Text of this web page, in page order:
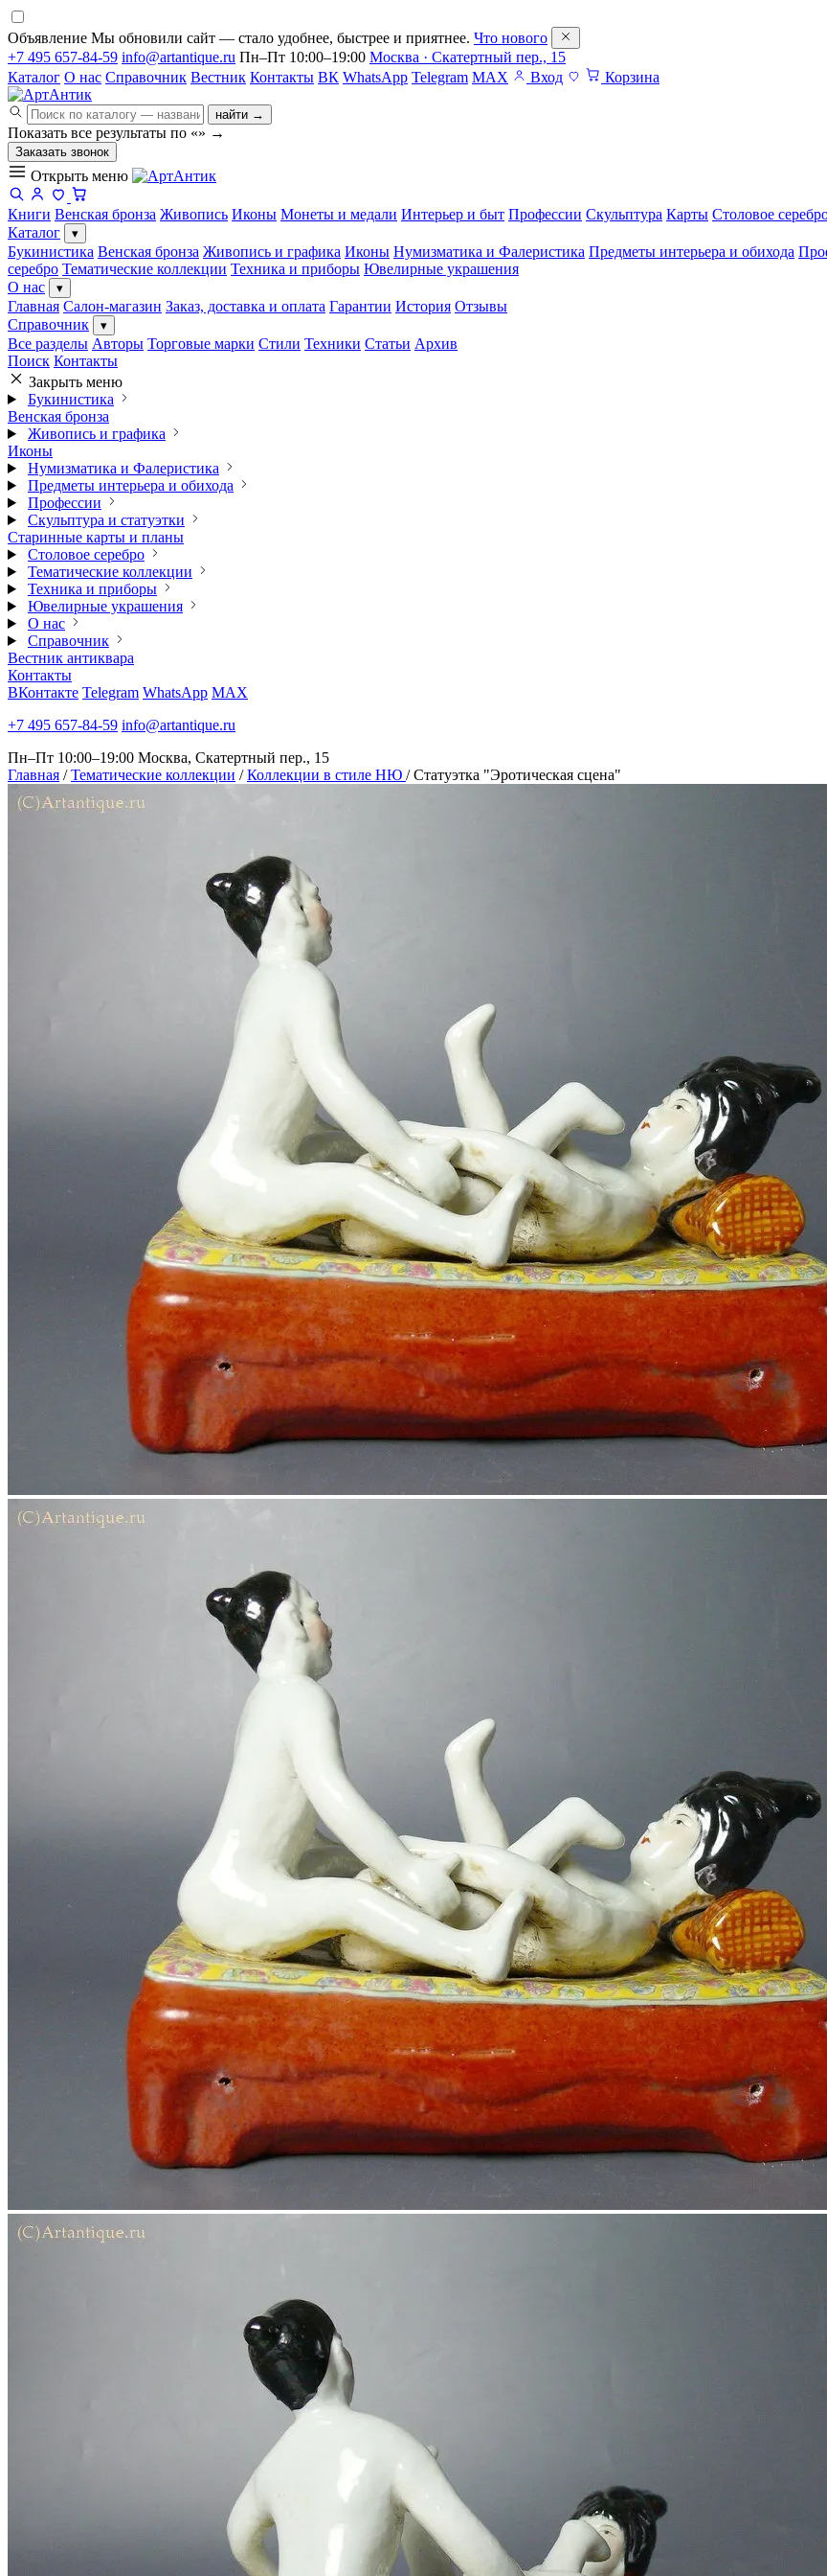
Объявление Мы обновили сайт — стало удобнее, быстрее и приятнее. Что нового
+7 495 657-84-59 info@artantique.ru Пн–Пт 10:00–19:00 Москва · Скатертный пер., 15
Каталог О нас Справочник Вестник Контакты ВК WhatsApp Telegram MAX Вход Корзина
найти →
Показать все результаты по «» →
Заказать звонок
Открыть меню
Книги Венская бронза Живопись Иконы Монеты и медали Интерьер и быт Профессии Скульптура Карты Столовое
Каталог
▾
Букинистика Венская бронза Живопись и графика Иконы Нумизматика и Фалеристика Предметы интерьера и обихода
серебро Тематические коллекции Техника и приборы Ювелирные украшения
О нас
▾
Главная Салон-магазин Заказ, доставка и оплата Гарантии История Отзывы
Справочник
▾
Все разделы Авторы Торговые марки Стили Техники Статьи Архив
Поиск Контакты
Закрыть меню
Букинистика
Венская бронза
Живопись и графика
Иконы
Нумизматика и Фалеристика
Предметы интерьера и обихода
Профессии
Скульптура и статуэтки
Старинные карты и планы
Столовое серебро
Тематические коллекции
Техника и приборы
Ювелирные украшения
О нас
Справочник
Вестник антиквара
Контакты
ВКонтакте Telegram WhatsApp MAX
+7 495 657-84-59 info@artantique.ru
Пн–Пт 10:00–19:00 Москва, Скатертный пер., 15
Главная / Тематические коллекции / Коллекции в стиле НЮ / Статуэтка "Эротическая сцена"